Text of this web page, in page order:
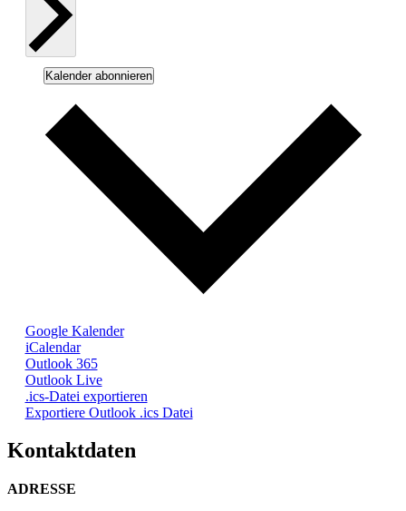
Kalender abonnieren
Google Kalender
iCalendar
Outlook 365
Outlook Live
.ics-Datei exportieren
Exportiere Outlook .ics Datei
Kontaktdaten
ADRESSE